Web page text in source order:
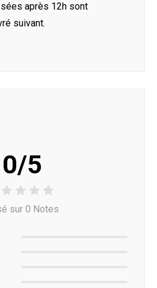
après 12h sont
suivant.
0/5
sur 0 Notes